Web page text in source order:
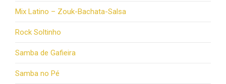
Mix Latino – Zouk-Bachata-Salsa
Rock Soltinho
Samba de Gafieira
Samba no Pé